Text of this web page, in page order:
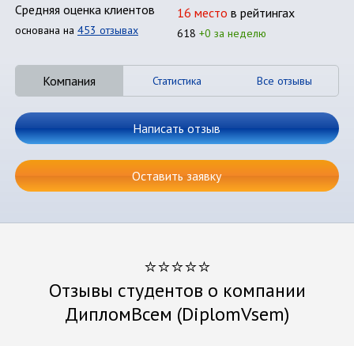
Средняя оценка клиентов
основана на 453 отзывах
16 место в рейтингах
618 +0 за неделю
Компания Статистика Все отзывы
Написать отзыв
Оставить заявку
⭐⭐⭐⭐⭐
Отзывы студентов о компании
ДипломВсем (DiplomVsem)